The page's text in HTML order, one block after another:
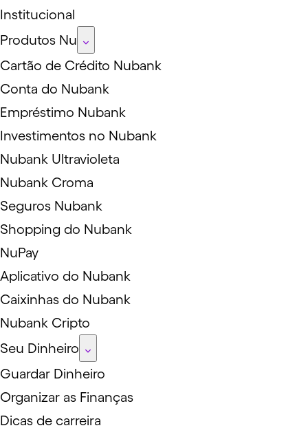
Institucional
Produtos Nu
Cartão de Crédito Nubank
Conta do Nubank
Empréstimo Nubank
Investimentos no Nubank
Nubank Ultravioleta
Nubank Croma
Seguros Nubank
Shopping do Nubank
NuPay
Aplicativo do Nubank
Caixinhas do Nubank
Nubank Cripto
Seu Dinheiro
Guardar Dinheiro
Organizar as Finanças
Dicas de carreira